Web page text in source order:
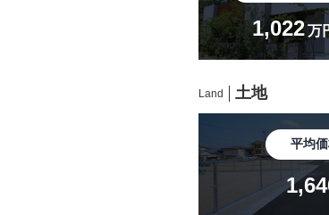
1,022万
Land 土地
平均